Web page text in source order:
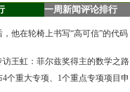
一周新闻评论排行
，他在轮椅上书写“高可信”的代码
访王虹：菲尔兹奖得主的数学之路
个重大专项、1个重点专项项目申